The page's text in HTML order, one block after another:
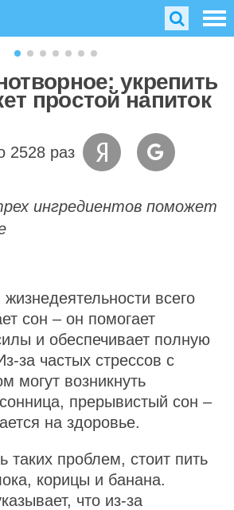
укрепить
простой напиток
2528 раз
ингредиентов поможет
всего
сон – он помогает
и обеспечивает полную
за частых стрессов с
могут возникнуть
прерывистый сон –
на здоровье.
таких проблем, стоит пить
корицы и банана.
что из-за